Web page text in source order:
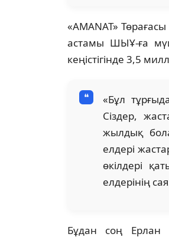
«AMANAT»
астамы ШЫҰ-ға
кеңістігінде 3,5
«Бұл
Сіздер,
жылдық
елдері
өкілдері
елдерінің
Бұдан соң Ерлан